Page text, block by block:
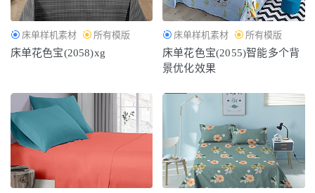
床单样机素材 所有模版
床单花色宝(2058)xg
床单样机素材 所有模版
床单花色宝(2055)智能多个背
景优化效果